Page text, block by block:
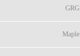
GRG
Maple